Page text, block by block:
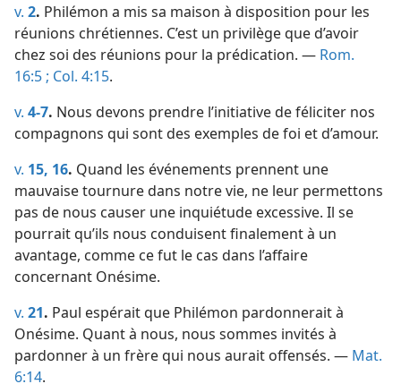
v. 2. Philémon a mis sa maison à disposition pour les
réunions chrétiennes. C’est un privilège que d’avoir
chez soi des réunions pour la prédication. — Rom.
16:5 ; Col. 4:15.
v. 4-7. Nous devons prendre l’initiative de féliciter nos
compagnons qui sont des exemples de foi et d’amour.
v. 15, 16. Quand les événements prennent une
mauvaise tournure dans notre vie, ne leur permettons
pas de nous causer une inquiétude excessive. Il se
pourrait qu’ils nous conduisent finalement à un
avantage, comme ce fut le cas dans l’affaire
concernant Onésime.
v. 21. Paul espérait que Philémon pardonnerait à
Onésime. Quant à nous, nous sommes invités à
pardonner à un frère qui nous aurait offensés. — Mat.
6:14.